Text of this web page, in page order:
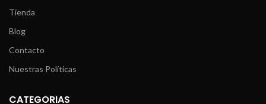
Tienda
Blog
Contacto
Nuestras Políticas
CATEGORIAS